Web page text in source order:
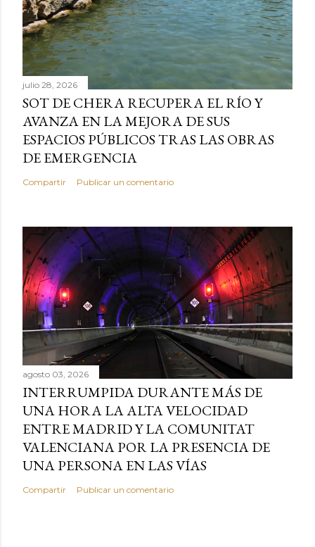
julio 28, 2026
SOT DE CHERA RECUPERA EL RÍO Y
AVANZA EN LA MEJORA DE SUS
ESPACIOS PÚBLICOS TRAS LAS OBRAS
DE EMERGENCIA
Compartir Publicar un comentario
agosto 03, 2026
INTERRUMPIDA DURANTE MÁS DE
UNA HORA LA ALTA VELOCIDAD
ENTRE MADRID Y LA COMUNITAT
VALENCIANA POR LA PRESENCIA DE
UNA PERSONA EN LAS VÍAS
Compartir Publicar un comentario